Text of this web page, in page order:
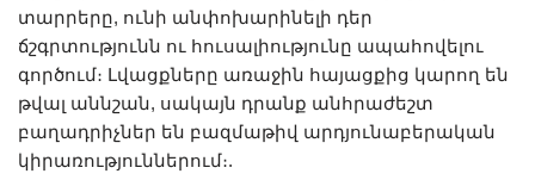
տարրերը, ունի անփոխարինելի դեր
ճշգրտությունն ու հուսալիությունը ապահովելու
գործում։ Լվացքները առաջին հայացքից կարող են
թվալ աննշան, սակայն դրանք անհրաժեշտ
բաղադրիչներ են բազմաթիվ արդյունաբերական
կիրառություններում։.